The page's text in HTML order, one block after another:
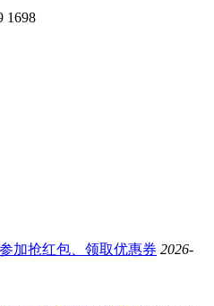
1698
加抢红包、领取优惠券 2026-